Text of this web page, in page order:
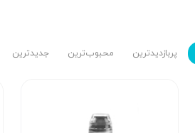
پربازدیدترین محبوب‌ترین جدیدترین